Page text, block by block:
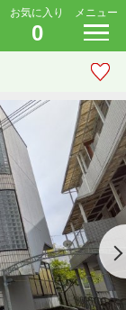
お気に入り
0
メニュー